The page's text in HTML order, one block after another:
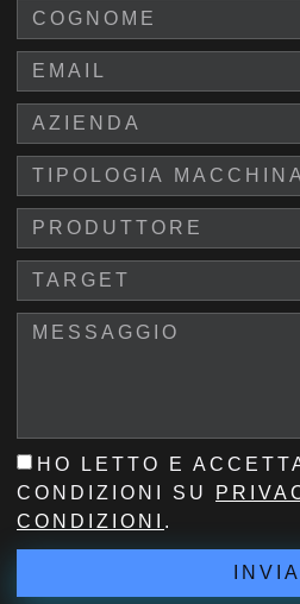
HO LETTO E
CONDIZIONI SU
CONDIZIONI .
INVIA